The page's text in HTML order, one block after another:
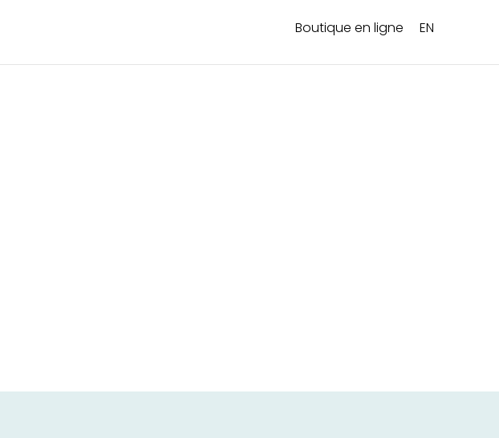
Boutique en ligne EN